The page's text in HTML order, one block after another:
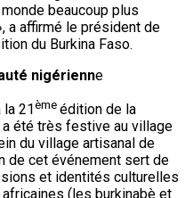
la 21èmeédition de la
été très festive au village
de cet événement sert de
(les burkinabè et
45 communautés sont
Burkina et 14 des pays
à cette 21ème
la Culture est bien présent
d’éléments de